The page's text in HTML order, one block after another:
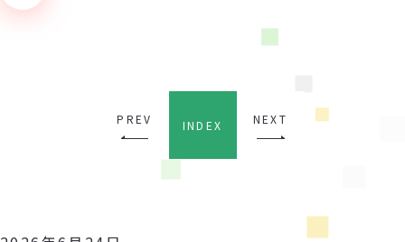
PREV INDEX NEXT